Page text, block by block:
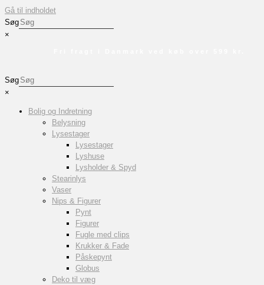
Gå til indholdet
Søg
×
Søg
×
Bolig og Indretning
Belysning
Lysestager
Lysestager
Lyshuse
Lysholder & Spyd
Stearinlys
Vaser
Nips & Figurer
Pynt
Figurer
Fugle med clips
Krukker & Fade
Påskepynt
Globus
Deko til væg